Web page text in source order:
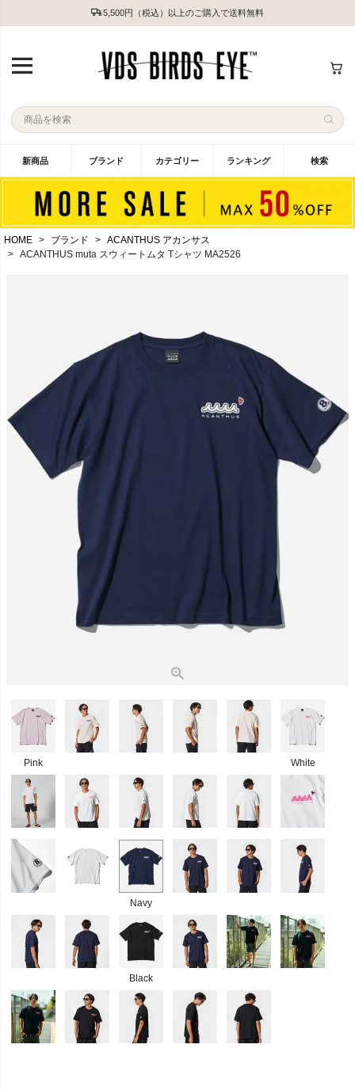
5,500円（税込）以上のご購入で送料無料
新商品 ブランド カテゴリー ランキング 検索
HOME ブランド
ACANTHUS アカンサス
ACANTHUS muta スウィートムタ Tシャツ MA2526
Pink White
Navy
Black